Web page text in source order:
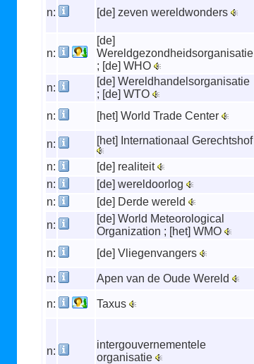
n: [de] zeven wereldwonders
n:
[de]
Wereldgezondheidsorganisatie
; [de] WHO
n:
[de] Wereldhandelsorganisatie
; [de] WTO
n:
[het] World Trade Center
n:
[het] Internationaal Gerechtshof
n:
[de] realiteit
n:
[de] wereldoorlog
n:
[de] Derde wereld
n:
[de] World Meteorological
Organization ; [het] WMO
n:
[de] Vliegenvangers
n:
Apen van de Oude Wereld
n: Taxus
n:
intergouvernementele
organisatie